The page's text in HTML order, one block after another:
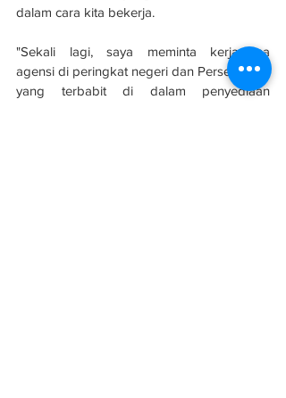
dalam cara kita bekerja.
"Sekali lagi, saya meminta kerjasama
agensi di peringkat negeri dan Persekutuan
yang terbabit di dalam penyediaan